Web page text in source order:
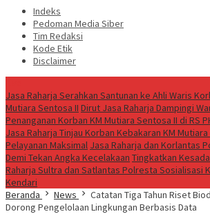
Indeks
Pedoman Media Siber
Tim Redaksi
Kode Etik
Disclaimer
Jasa Raharja Serahkan Santunan ke Ahli Waris
Mutiara Sentosa II Dirut Jasa Raharja Dampingi
Penanganan Korban KM Mutiara Sentosa II di RS
Jasa Raharja Tinjau Korban Kebakaran KM
Pelayanan Maksimal Jasa Raharja dan Korlantas
Demi Tekan Angka Kecelakaan Tingkatkan
Raharja Sultra dan Satlantas Polresta Sosialisasi
Kendari
Beranda
News
Catatan Tiga Tahun Riset
Dorong Pengelolaan Lingkungan Berbasis Data